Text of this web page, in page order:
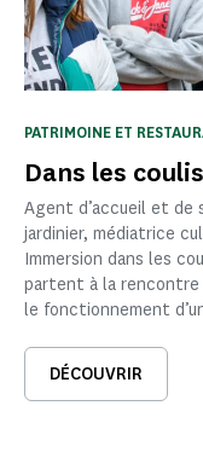
Dans les
PATRIMOINE ET
Agent d’accueil et de
jardinier, médiatrice
Immersion dans les
partent à la
le fonctionnement
DÉCOUVRIR